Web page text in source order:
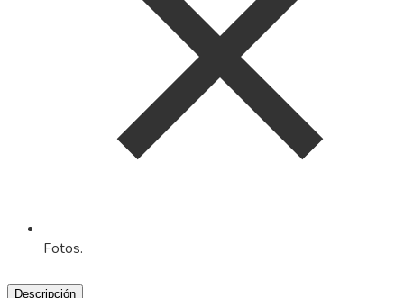
Fotos.
Descripción